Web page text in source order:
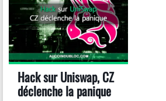
Hack sur Uniswap, CZ
déclenche la panique